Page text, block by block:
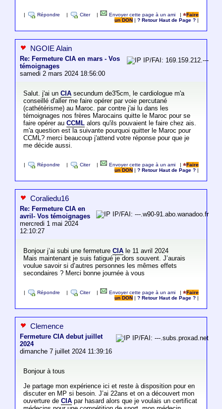
Répondre Citer Envoyer cette page à un ami |
Faire
un DON
|? Retour Haut de Page ?
NGOIE Alain
Re: Fermeture CIA en mars - Vos
témoignages
samedi 2 mars 2024 18:56:00
IP/FAI: 169.159.212.---
Salut. j'ai un CIAsecundum de3'5cm, le cardiologue m'a
conseillé d'aller me faire opérer par voie percutané
(cathétérisme) au Maroc. par contre j'ai lu dans les
témoignages nos frères Marocains quitte le Maroc pour se
faire opérer au CCMLalors qu'ils pouvaient le faire chez ais.
m'a question est la suivante pourquoi quitter le Maroc pour
CCML? merci beaucoup j'attend votre réponse pour que je
me décide aussi.
Répondre Citer Envoyer cette page à un ami |
Faire
un DON
|? Retour Haut de Page ?
Coraliedu16
Re: Fermeture CIA en
avril- Vos témoignages
mercredi 1 mai 2024
12:10:27
IP/FAI: ---.w90-91.abo.wanadoo.fr
Bonjour j’ai subi une fermeture CIAle 11 avril 2024
Mais maintenant je suis fatigué je dors souvent. J’aurais
voulue savoir si d’autres personnes les mêmes effets
secondaires ? Merci bonne journée à vous
Répondre Citer Envoyer cette page à un ami |
Faire
un DON
|? Retour Haut de Page ?
Clemence
Fermeture CIA debut juillet
2024
dimanche 7 juillet 2024 11:39:16
IP/FAI: ---.subs.proxad.net
Bonjour à tous
Je partage mon expérience ici et reste à disposition pour en
discuter en MP si besoin. J’ai 22ans et on a découvert mon
ouverture de CIApar hasard alors que je voulais un certificat